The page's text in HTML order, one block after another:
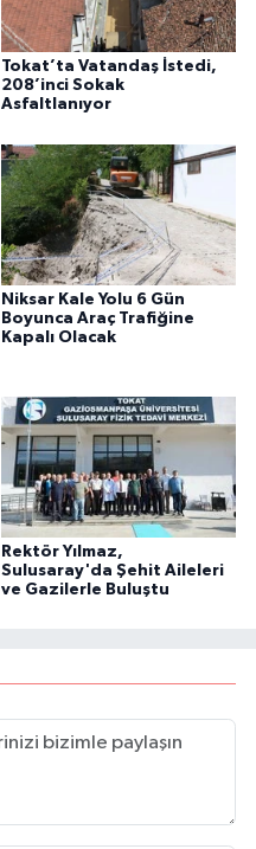
Tokat’ta Vatandaş İstedi,
208’inci Sokak
Asfaltlanıyor
Niksar Kale Yolu 6 Gün
Boyunca Araç Trafiğine
Kapalı Olacak
Rektör Yılmaz,
Sulusaray'da Şehit Aileleri
ve Gazilerle Buluştu